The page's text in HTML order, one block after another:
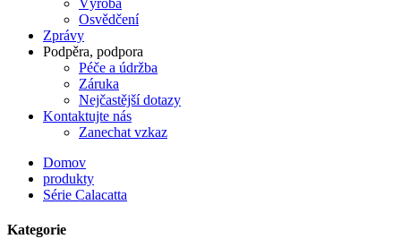
Výroba
Osvědčení
Zprávy
Podpěra, podpora
Péče a údržba
Záruka
Nejčastější dotazy
Kontaktujte nás
Zanechat vzkaz
Domov
produkty
Série Calacatta
Kategorie